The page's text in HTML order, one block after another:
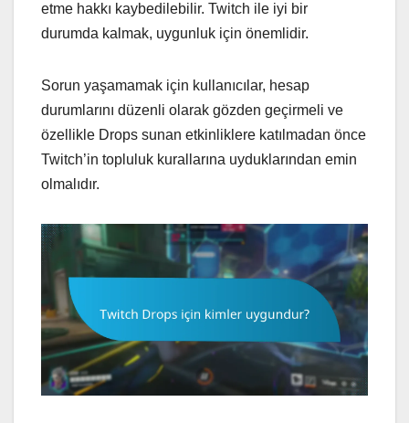
etme hakkı kaybedilebilir. Twitch ile iyi bir
durumda kalmak, uygunluk için önemlidir.
Sorun yaşamamak için kullanıcılar, hesap
durumlarını düzenli olarak gözden geçirmeli ve
özellikle Drops sunan etkinliklere katılmadan önce
Twitch’in topluluk kurallarına uyduklarından emin
olmalıdır.